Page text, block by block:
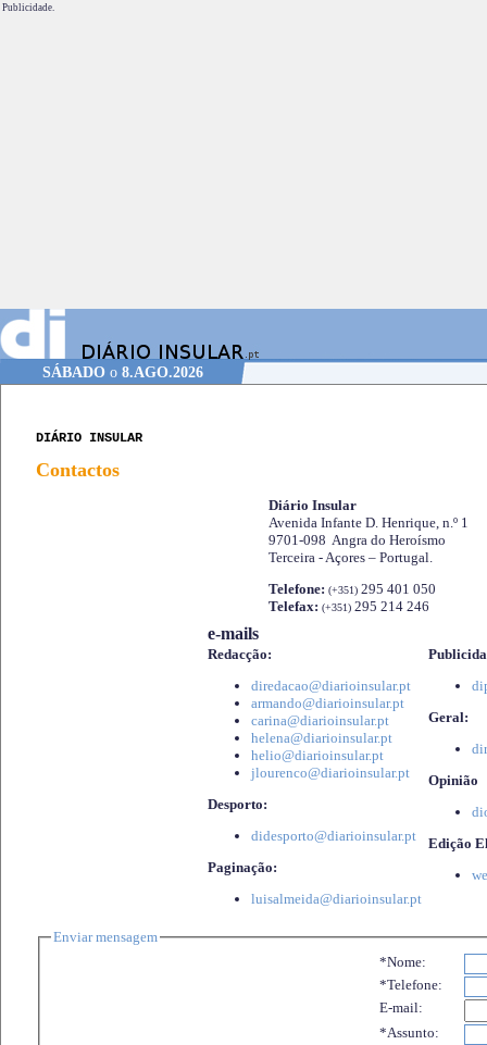
Publicidade.
SÁBADOo 8.AGO.2026
DIÁRIO INSULAR
Contactos
Diário Insular
Avenida Infante D. Henrique, n.º 1
9701-098 Angra do Heroísmo
Terceira - Açores – Portugal.
Telefone: (+351) 295 401 050
Telefax: (+351) 295 214 246
e-mails
Redacção:
diredacao@diarioinsular.pt
armando@diarioinsular.pt
carina@diarioinsular.pt
helena@diarioinsular.pt
helio@diarioinsular.pt
jlourenco@diarioinsular.pt
Desporto:
didesporto@diarioinsular.pt
Paginação:
luisalmeida@diarioinsular.pt
Geral:
Opinião
Edição
Enviar mensagem
*Nome:
*Telefone:
E-mail:
*Assunto: